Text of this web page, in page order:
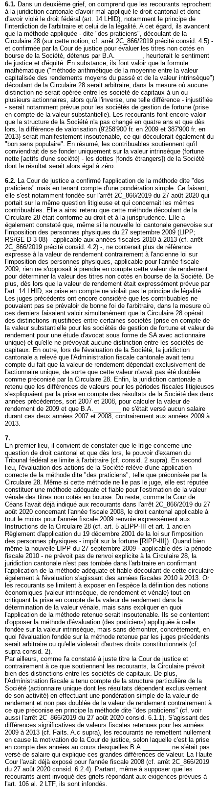
6.1. Dans un deuxième grief, on comprend que les recourants reprochent
à la juridiction cantonale d'avoir mal appliqué le droit cantonal et donc
d'avoir violé le droit fédéral (art. 14 LHID), notamment le principe de
l'interdiction de l'arbitraire et celui de la légalité. A cet égard, ils avancent
que la méthode appliquée - dite "des praticiens", découlant de la
Circulaire 28 (sur cette notion, cf. arrêt 2C_866/2019 précité consid. 4.5) -
et confirmée par la Cour de justice pour évaluer les titres non cotés en
bourse de la Société, détenus par B.A.________, heurterait le sentiment
de justice et d'équité. En substance, ils font valoir que la formule
mathématique ("méthode arithmétique de la moyenne entre la valeur
capitalisée des rendements moyens du passé et de la valeur intrinsèque")
découlant de la Circulaire 28 serait arbitraire, dans la mesure où aucune
distinction ne serait opérée entre les société de capitaux à un ou
plusieurs actionnaires, alors qu'à l'inverse, une telle différence - injustifiée
- serait notamment prévue pour les sociétés de gestion de fortune (prise
en compte de la valeur substantielle). Les recourants font encore valoir
que la structure de la Société n'a pas changé en quatre ans et que dès
lors, la différence de valorisation (9'258'900 fr. en 2009 et 387'900 fr. en
2013) serait manifestement insoutenable, ce qui découlerait également du
"bon sens populaire". En résumé, les contribuables soutiennent qu'il
conviendrait de se fonder uniquement sur la valeur intrinsèque (fortune
nette [actifs d'une société] - les dettes [fonds étrangers]) de la Société
dont le résultat serait alors égal à zéro.
6.2. La Cour de justice a confirmé l'application de la méthode dite "des
praticiens" mais en tenant compte d'une pondération simple. Ce faisant,
elle s'est notamment fondée sur l'arrêt 2C_866/2019 du 27 août 2020 qui
portait sur la même question litigieuse et qui concernait les mêmes
contribuables. Elle a ainsi retenu que cette méthode découlant de la
Circulaire 28 était conforme au droit et à la jurisprudence. Elle a
également constaté que, même si la nouvelle loi cantonale genevoise sur
l'imposition des personnes physiques du 27 septembre 2009 (LIPP;
RS/GE D 3 08) - applicable aux années fiscales 2010 à 2013 (cf. arrêt
2C_866/2019 précité consid. 4.2) -, ne contenait plus de référence
expresse à la valeur de rendement contrairement à l'ancienne loi sur
l'imposition des personnes physiques, applicable pour l'année fiscale
2009, rien ne s'opposait à prendre en compte cette valeur de rendement
pour déterminer la valeur des titres non cotés en bourse de la Société. De
plus, dès lors que la valeur de rendement était expressément prévue par
l'art. 14 LHID, sa prise en compte ne violait pas le principe de légalité.
Les juges précédents ont encore considéré que les contribuables ne
pouvaient pas se prévaloir de bonne foi de l'arbitraire, dans la mesure où
ces derniers faisaient valoir simultanément que la Circulaire 28 opérait
des distinctions injustifiées entre certaines sociétés (prise en compte de
la valeur substantielle pour les sociétés de gestion de fortune et valeur de
rendement pour une étude d'avocat sous forme de SA avec actionnaire
unique) et qu'elle ne prévoyait aucune distinction entre les sociétés de
capitaux. En outre, lors de l'évaluation de la Société, la juridiction
cantonale a relevé que l'Administration fiscale cantonale avait tenu
compte du fait que la valeur de rendement dépendait exclusivement de
l'actionnaire unique, de sorte que cette valeur n'avait pas été doublée
comme préconisé par la Circulaire 28. Enfin, la juridiction cantonale a
retenu que les différences de valeurs pour les périodes fiscales litigieuses
s'expliquaient par la prise en compte des résultats de la Société des deux
années précédentes, soit 2007 et 2008, pour calculer la valeur de
rendement de 2009 et que B.A.________ ne s'était versé aucun salaire
durant ces deux années 2007 et 2008, contrairement aux années 2009 à
2013.
7.
En premier lieu, il convient de constater que le litige concerne une
question de droit cantonal et que dès lors, le pouvoir d'examen du
Tribunal fédéral se limite à l'arbitraire (cf. consid. 2 supra). En second
lieu, l'évaluation des actions de la Société relève d'une application
correcte de la méthode dite "des praticiens", telle que préconisée par la
Circulaire 28. Même si cette méthode ne lie pas le juge, elle est réputée
constituer une méthode adéquate et fiable pour l'estimation de la valeur
vénale des titres non cotés en bourse. Du reste, comme la Cour de
Céans l'avait déjà indiqué aux recourants dans l'arrêt 2C_866/2019 du 27
août 2020 concernant l'année fiscale 2008, le droit cantonal applicable à
tout le moins pour l'année fiscale 2009 renvoie expressément aux
Instructions de la Circulaire 28 (cf. art. 5 aLIPP-III et art. 1 ancien
Règlement d'application du 19 décembre 2001 de la loi sur l'imposition
des personnes physiques - impôt sur la fortune [RIPP-III]). Quand bien
même la nouvelle LIPP du 27 septembre 2009 - applicable dès la période
fiscale 2010 - ne prévoit pas de renvoi explicite à la Circulaire 28, la
juridiction cantonale n'est pas tombée dans l'arbitraire en confirmant
l'application de la méthode adéquate et fiable découlant de cette circulaire
également à l'évaluation s'agissant des années fiscales 2010 à 2013. Or
les recourants se limitent à exposer en l'espèce la définition des notions
économiques (valeur intrinsèque, de rendement et vénale) tout en
critiquant la prise en compte de la valeur de rendement dans la
détermination de la valeur vénale, mais sans expliquer en quoi
l'application de la méthode retenue serait insoutenable. Ils se contentent
d'opposer la méthode d'évaluation (des praticiens) appliquée à celle
fondée sur la valeur intrinsèque, mais sans démontrer, concrètement, en
quoi l'évaluation fondée sur la méthode retenue par les juges précédents
serait arbitraire ou qu'elle violerait d'autres droits constitutionnels (cf.
supra consid. 2).
Par ailleurs, comme l'a constaté à juste titre la Cour de justice et
contrairement à ce que soutiennent les recourants, la Circulaire prévoit
bien des distinctions entre les sociétés de capitaux. De plus,
l'Administration fiscale a tenu compte de la structure particulière de la
Société (actionnaire unique dont les résultats dépendent exclusivement
de son activité) en effectuant une pondération simple de la valeur de
rendement et non pas doublée de la valeur de rendement contrairement à
ce que préconise en principe la méthode dite "des praticiens" (cf. voir
aussi l'arrêt 2C_866/2019 du 27 août 2020 consid. 6.1.1). S'agissant des
différences significatives de valeurs fiscales retenues pour les années
2009 à 2013 (cf. Faits. A.c supra), les recourants ne remettent nullement
en cause la motivation de la Cour de justice, selon laquelle c'est la prise
en compte des années au cours desquelles B.A.________ ne s'était pas
versé de salaire qui explique ces grandes différences de valeur. La Haute
Cour l'avait déjà exposé pour l'année fiscale 2008 (cf. arrêt 2C_866/2019
du 27 août 2020 consid. 6.2.4). Partant, même à supposer que les
recourants aient invoqué des griefs répondant aux exigences prévues à
l'art. 106 al. 2 LTF, ils sont infondés.